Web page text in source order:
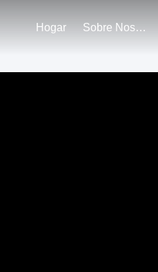
Hogar Sobre Nosotros